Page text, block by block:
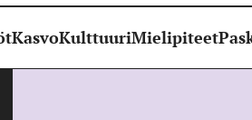
KasvoKulttuuriMielipiteet